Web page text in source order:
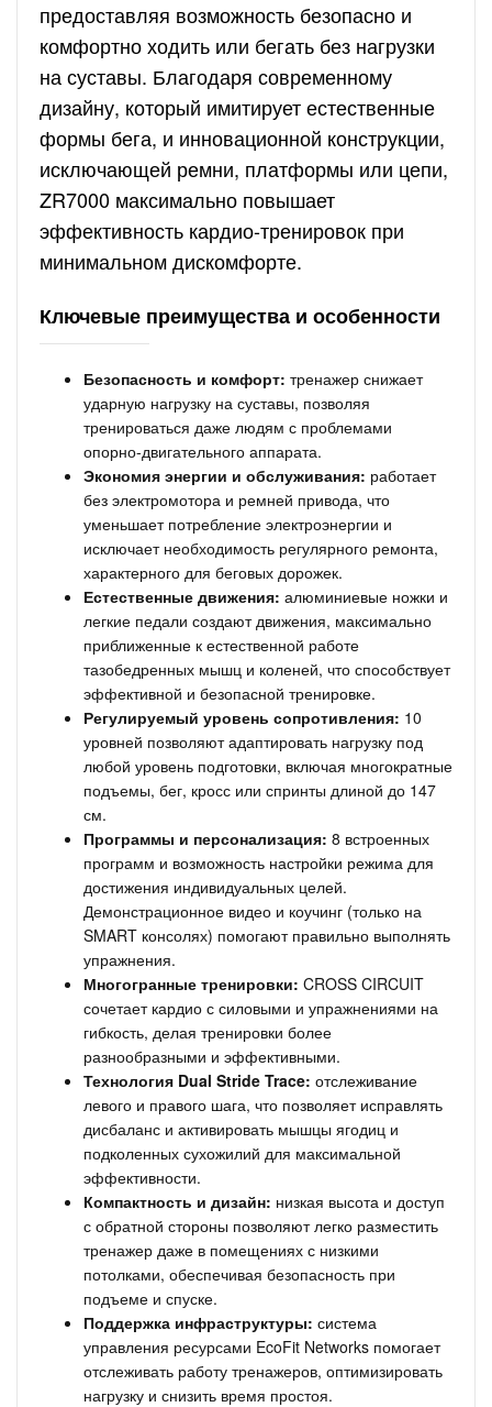
предоставляя возможность безопасно и
комфортно ходить или бегать без нагрузки
на суставы. Благодаря современному
дизайну, который имитирует естественные
формы бега, и инновационной конструкции,
исключающей ремни, платформы или цепи,
ZR7000 максимально повышает
эффективность кардио-тренировок при
минимальном дискомфорте.
Ключевые преимущества и особенности
Безопасность и комфорт: тренажер снижает
ударную нагрузку на суставы, позволяя
тренироваться даже людям с проблемами
опорно-двигательного аппарата.
Экономия энергии и обслуживания: работает
без электромотора и ремней привода, что
уменьшает потребление электроэнергии и
исключает необходимость регулярного ремонта,
характерного для беговых дорожек.
Естественные движения: алюминиевые ножки и
легкие педали создают движения, максимально
приближенные к естественной работе
тазобедренных мышц и коленей, что способствует
эффективной и безопасной тренировке.
Регулируемый уровень сопротивления: 10
уровней позволяют адаптировать нагрузку под
любой уровень подготовки, включая многократные
подъемы, бег, кросс или спринты длиной до 147
см.
Программы и персонализация: 8 встроенных
программ и возможность настройки режима для
достижения индивидуальных целей.
Демонстрационное видео и коучинг (только на
SMART консолях) помогают правильно выполнять
упражнения.
Многогранные тренировки: CROSS CIRCUIT
сочетает кардио с силовыми и упражнениями на
гибкость, делая тренировки более
разнообразными и эффективными.
Технология Dual Stride Trace: отслеживание
левого и правого шага, что позволяет исправлять
дисбаланс и активировать мышцы ягодиц и
подколенных сухожилий для максимальной
эффективности.
Компактность и дизайн: низкая высота и доступ
с обратной стороны позволяют легко разместить
тренажер даже в помещениях с низкими
потолками, обеспечивая безопасность при
подъеме и спуске.
Поддержка инфраструктуры: система
управления ресурсами EcoFit Networks помогает
отслеживать работу тренажеров, оптимизировать
нагрузку и снизить время простоя.